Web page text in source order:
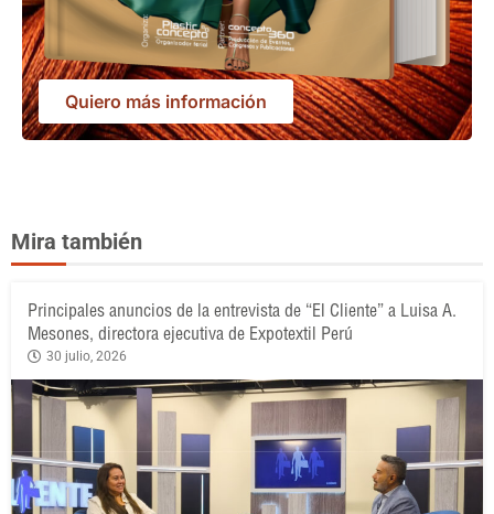
Quiero más información
Mira también
Principales anuncios de la entrevista de “El Cliente” a Luisa A.
Mesones, directora ejecutiva de Expotextil Perú
30 julio, 2026